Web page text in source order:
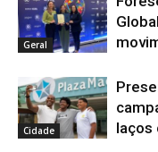
Geral
Cidade
laços